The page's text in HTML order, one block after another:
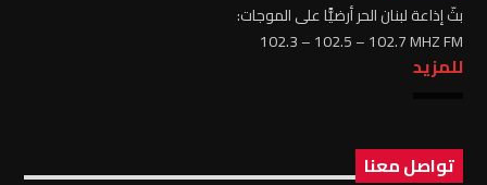
بثّ إذاعة لبنان الحر أرضيًّا على الموجات:
102.3 – 102.5 – 102.7 MHZ FM
للمزيد
تواصل معنا